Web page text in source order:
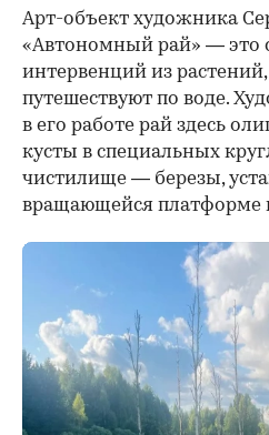
Арт-объект художника
«Автономный рай» — это
интервенций из
путешествуют по воде.
в его работе рай здесь
кусты в специальных
чистилище — березы,
вращающейся платформе